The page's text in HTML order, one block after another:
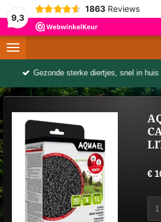
9,3
1863 Reviews
Gezonde sterke diertjes, snel in
€